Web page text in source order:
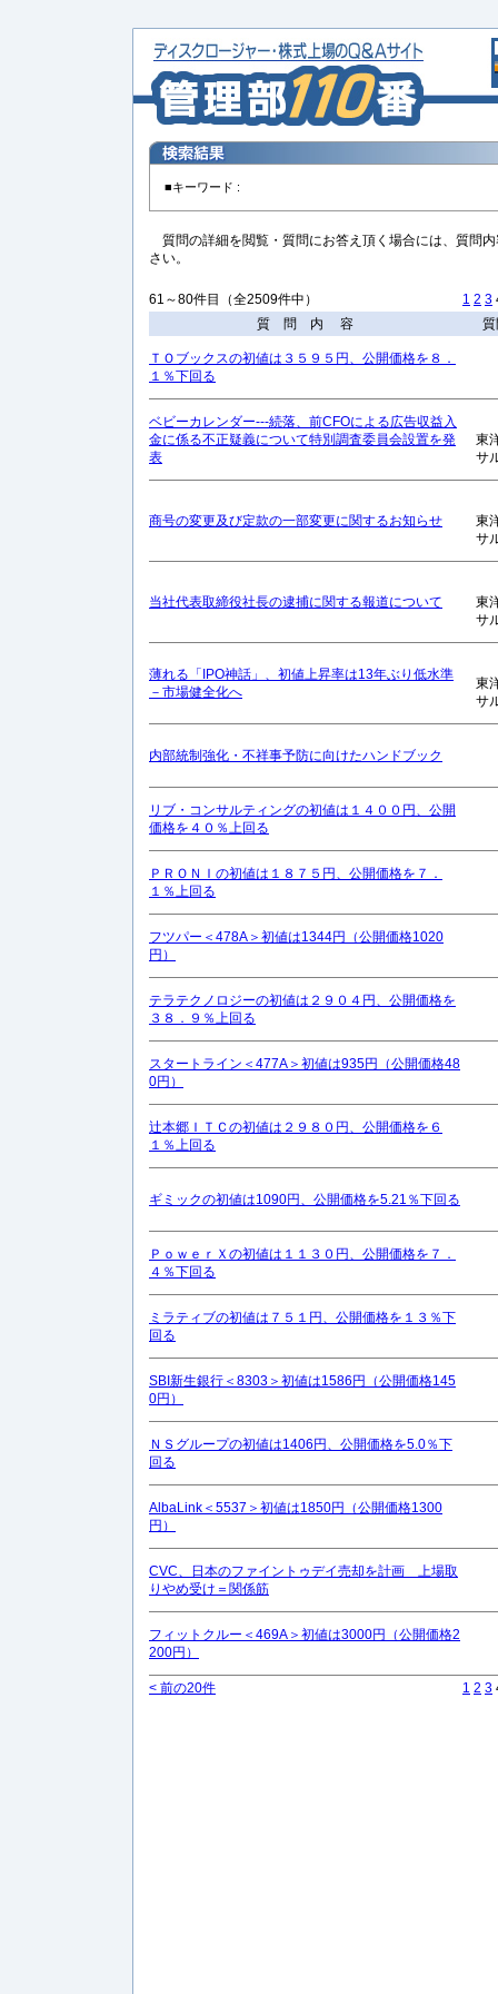
■キーワード :
質問の詳細を閲覧・質問にお答え頂く場合には、質問
さい。
61～80件目（全2509件中） 1 2 3
質 問 内 容
ＴＯブックスの初値は３５９５円、公開価格を８．
１％下回る
ベビーカレンダー---続落、前CFOによる広告収益入
金に係る不正疑義について特別調査委員会設置を発
表
東
サ
商号の変更及び定款の一部変更に関するお知らせ
東
サ
当社代表取締役社長の逮捕に関する報道について
東
サ
薄れる「IPO神話」、初値上昇率は13年ぶり低水準
－市場健全化へ
東
サ
内部統制強化・不祥事予防に向けたハンドブック
リブ・コンサルティングの初値は１４００円、公開
価格を４０％上回る
ＰＲＯＮＩの初値は１８７５円、公開価格を７．
１％上回る
フツパー＜478A＞初値は1344円（公開価格1020
円）
テラテクノロジーの初値は２９０４円、公開価格を
３８．９％上回る
スタートライン＜477A＞初値は935円（公開価格48
0円）
辻本郷ＩＴＣの初値は２９８０円、公開価格を６
１％上回る
ギミックの初値は1090円、公開価格を5.21％下回る
ＰｏｗｅｒＸの初値は１１３０円、公開価格を７．
４％下回る
ミラティブの初値は７５１円、公開価格を１３％下
回る
SBI新生銀行＜8303＞初値は1586円（公開価格145
0円）
ＮＳグループの初値は1406円、公開価格を5.0％下
回る
AlbaLink＜5537＞初値は1850円（公開価格1300
円）
CVC、日本のファイントゥデイ売却を計画 上場取
りやめ受け＝関係筋
フィットクルー＜469A＞初値は3000円（公開価格2
200円）
< 前の20件 1 2 3